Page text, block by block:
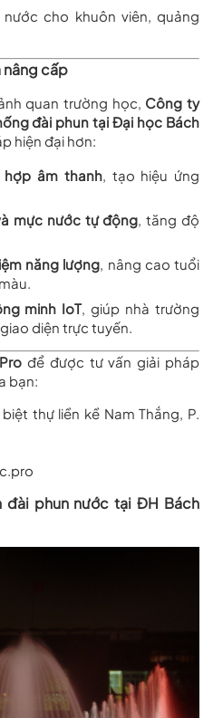
cho khuôn viên, quảng
nâng cấp
quan trường học, Công ty
đài phun tại Đại học Bách
hiện đại hơn:
hợp âm thanh, tạo hiệu ứng
mực nước tự động , tăng độ
năng lượng , nâng cao tuổi
minh IoT, giúp nhà trường
diện trực tuyến.
để được tư vấn giải pháp
bạn:
thự liền kề Nam Thắng, P.
đài phun nước tại ĐH Bách